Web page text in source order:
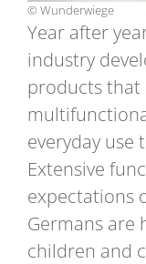
© Wunderwiege
Year after
industry
products that
everyday use
Extensive
expectations
Germans are
children and